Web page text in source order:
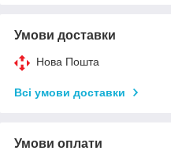
Умови доставки
Нова Пошта
Всі умови доставки
Умови оплати